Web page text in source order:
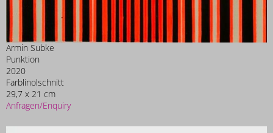
Armin Subke
Punktion
2020
Farblinolschnitt
29,7 x 21 cm
Anfragen/Enquiry